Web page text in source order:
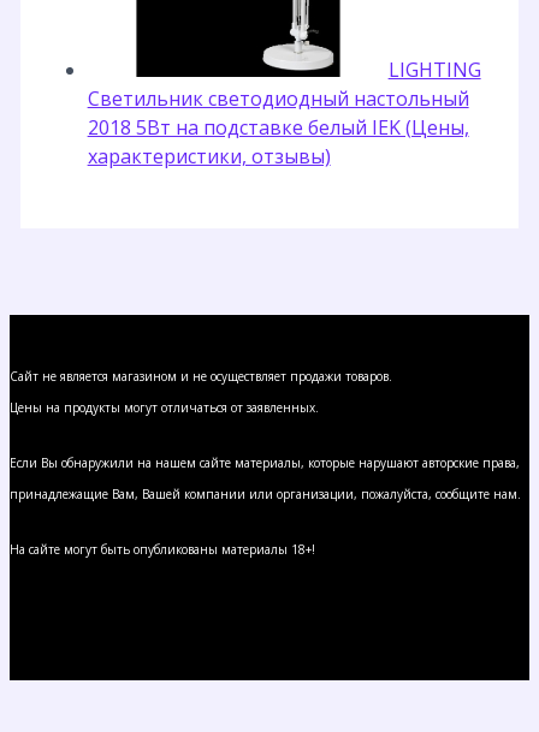
LIGHTING
Светильник светодиодный настольный
2018 5Вт на подставке белый IEK (Цены,
характеристики, отзывы)
Сайт не является магазином и не осуществляет продажи товаров.
Цены на продукты могут отличаться от заявленных.
Если Вы обнаружили на нашем сайте материалы, которые нарушают авторские права,
принадлежащие Вам, Вашей компании или организации, пожалуйста, сообщите нам.
На сайте могут быть опубликованы материалы 18+!